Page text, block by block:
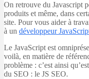
On retrouve du Javascript
produits et même, dans
site. Pour vous aider à
à un développeur
Le JavaScript est
voilà, en matière de
problème : c’est ainsi
du SEO : le JS SEO.